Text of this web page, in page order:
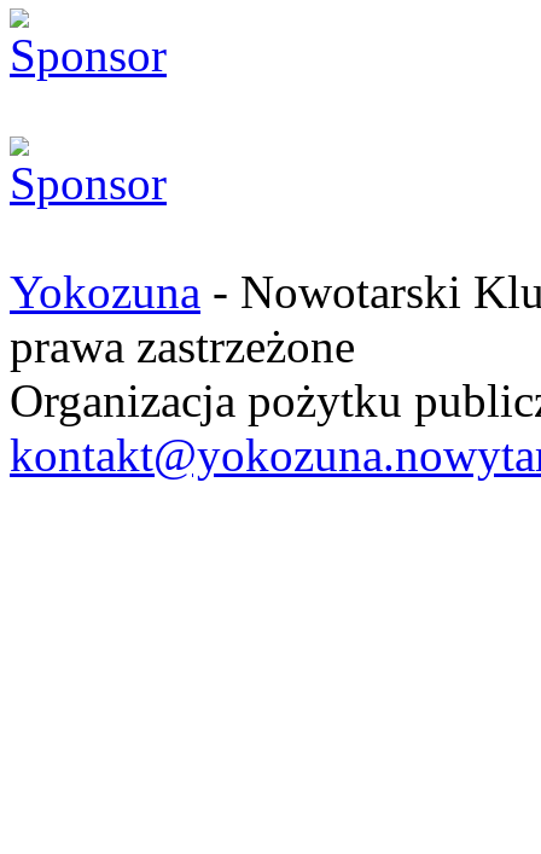
Yokozuna - Nowotarski
prawa zastrzeżone
Organizacja pożytku